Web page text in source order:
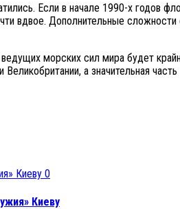
Если в начале 1990-х годов
вдвое. Дополнительные
морских сил мира будет
а значительная
0
Киеву